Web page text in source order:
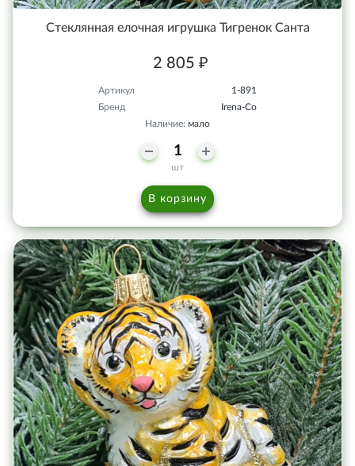
Стеклянная елочная игрушка Тигренок Санта
2 805 ₽
Артикул
1-891
Бренд
Irena-Co
Наличие: мало
шт
В корзину